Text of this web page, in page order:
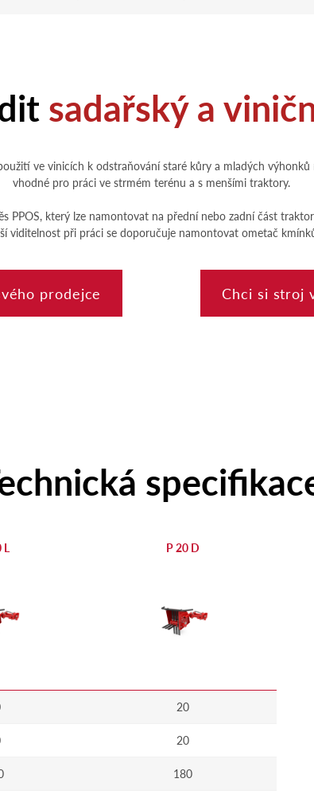
sadařský a
ve vinicích k odstraňování staré kůry a mladých
vhodné pro práci ve strmém terénu a s menšími traktory.
PPOS, který lze namontovat na přední nebo zadní část
viditelnost při práci se doporučuje namontovat ometač
prodejce Chci si stroj
L P 20 D
20
20
180